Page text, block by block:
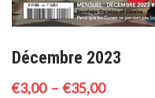
Décembre 2023
€3,00 – €35,00Plage